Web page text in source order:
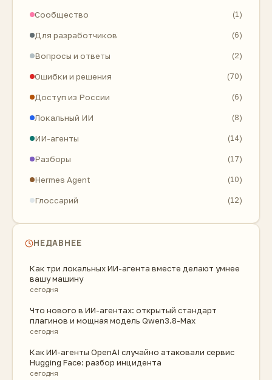
Сообщество (1)
Для разработчиков (6)
Вопросы и ответы (2)
Ошибки и решения (70)
Доступ из России (6)
Локальный ИИ (8)
ИИ-агенты (14)
Разборы (17)
Hermes Agent (10)
Глоссарий (12)
НЕДАВНЕЕ
Как три локальных ИИ-агента вместе делают умнее
вашу машину
сегодня
Что нового в ИИ-агентах: открытый стандарт
плагинов и мощная модель Qwen3.8-Max
сегодня
Как ИИ-агенты OpenAI случайно атаковали сервис
Hugging Face: разбор инцидента
сегодня